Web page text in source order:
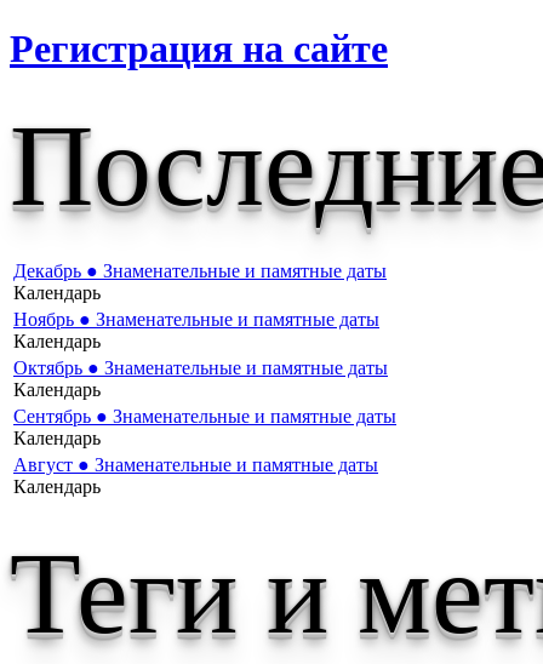
Регистрация на сайте
Декабрь ● Знаменательные и памятные даты
Календарь
Ноябрь ● Знаменательные и памятные даты
Календарь
Октябрь ● Знаменательные и памятные даты
Календарь
Сентябрь ● Знаменательные и памятные даты
Календарь
Август ● Знаменательные и памятные даты
Календарь
Теги и